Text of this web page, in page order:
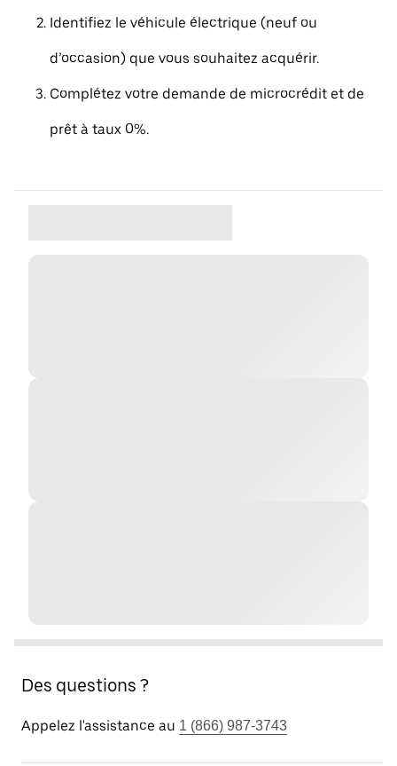
Identifiez le véhicule électrique (neuf ou
d’occasion) que vous souhaitez acquérir.
Complétez votre demande de microcrédit et de
prêt à taux 0%.
Des questions ?
Appelez l'assistance au 1 (866) 987-3743